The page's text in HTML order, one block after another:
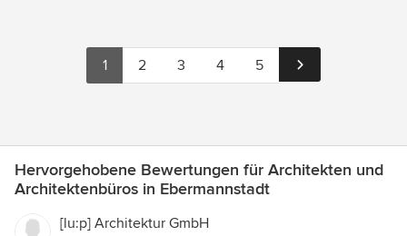
1 2 3 4 5
Hervorgehobene Bewertungen für Architekten und
Architektenbüros in Ebermannstadt
[lu:p] Architektur GmbH